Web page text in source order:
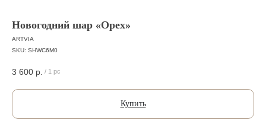
Новогодний шар «Орех»
ARTVIA
SKU: SHWC6M0
3 600 р. / 1 pc
Купить